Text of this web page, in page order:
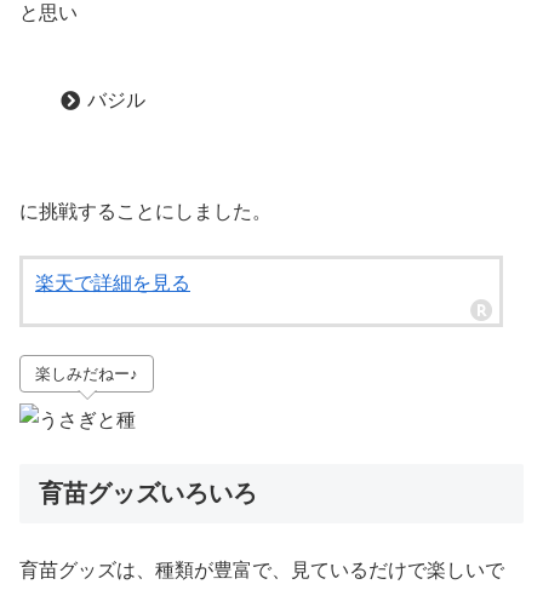
と思い
バジル
に挑戦することにしました。
楽天で詳細を見る
楽しみだねー♪
育苗グッズいろいろ
育苗グッズは、種類が豊富で、見ているだけで楽しいで